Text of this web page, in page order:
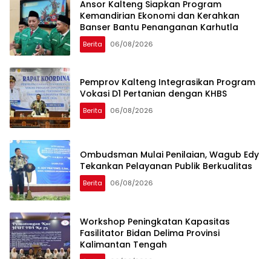
Ansor Kalteng Siapkan Program
Kemandirian Ekonomi dan Kerahkan
Banser Bantu Penanganan Karhutla
Berita 06/08/2026
Pemprov Kalteng Integrasikan Program
Vokasi D1 Pertanian dengan KHBS
Berita 06/08/2026
Ombudsman Mulai Penilaian, Wagub Edy
Tekankan Pelayanan Publik Berkualitas
Berita 06/08/2026
Workshop Peningkatan Kapasitas
Fasilitator Bidan Delima Provinsi
Kalimantan Tengah